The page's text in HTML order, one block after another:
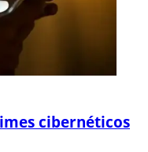
cibernéticos